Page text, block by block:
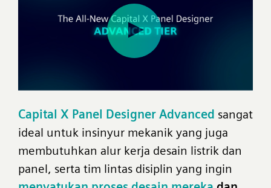
Capital X Panel Designer Advanced sangat
ideal untuk insinyur mekanik yang juga
membutuhkan alur kerja desain listrik dan
panel, serta tim lintas disiplin yang ingin